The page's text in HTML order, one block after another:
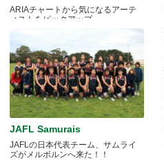
ARIAチャートから気になるアーテ
ィストをピックアップ
JAFL Samurais
JAFLの日本代表チーム、サムライ
ズがメルボルンへ来た！！